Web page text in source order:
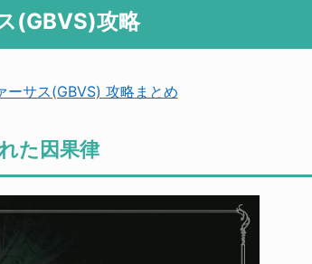
(GBVS)攻略
ーサス(GBVS) 攻略まとめ
た因果律